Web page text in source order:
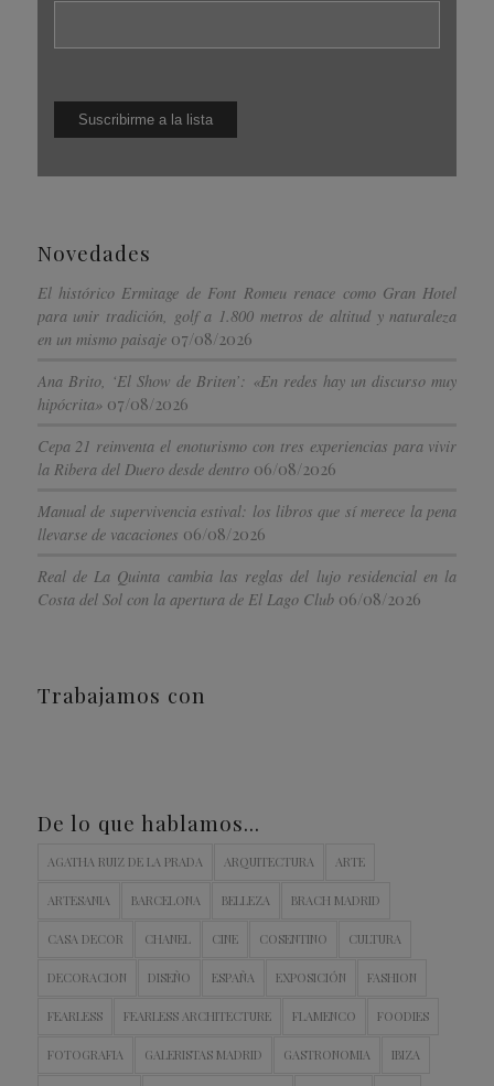
Novedades
El histórico Ermitage de Font Romeu renace como Gran Hotel
para unir tradición, golf a 1.800 metros de altitud y naturaleza
en un mismo paisaje 07/08/2026
Ana Brito, ‘El Show de Briten’: «En redes hay un discurso muy
hipócrita» 07/08/2026
Cepa 21 reinventa el enoturismo con tres experiencias para vivir
la Ribera del Duero desde dentro 06/08/2026
Manual de supervivencia estival: los libros que sí merece la pena
llevarse de vacaciones 06/08/2026
Real de La Quinta cambia las reglas del lujo residencial en la
Costa del Sol con la apertura de El Lago Club 06/08/2026
Trabajamos con
De lo que hablamos…
AGATHA RUIZ DE LA PRADA ARQUITECTURA ARTE
ARTESANIA BARCELONA BELLEZA BRACH MADRID
CASA DECOR CHANEL CINE COSENTINO CULTURA
DECORACION DISEÑO ESPAÑA EXPOSICIÓN FASHION
FEARLESS FEARLESS ARCHITECTURE FLAMENCO FOODIES
FOTOGRAFIA GALERISTAS MADRID GASTRONOMIA IBIZA